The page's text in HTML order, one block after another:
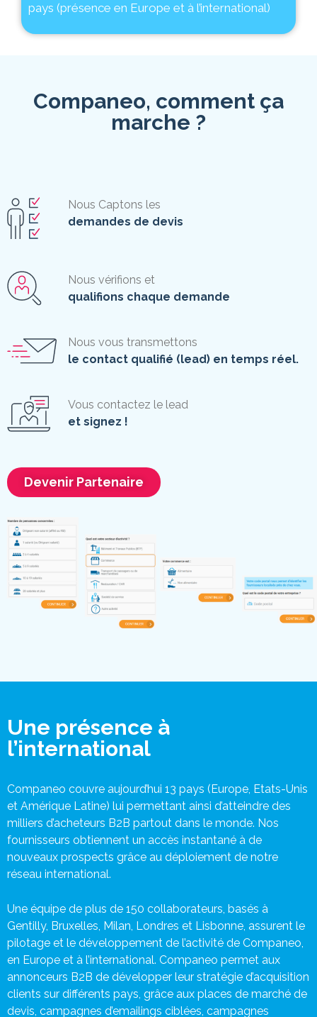
pays (présence en Europe et à l’international)
Companeo, comment ça
marche ?
Nous Captons les
demandes de devis
Nous vérifions et
qualifions chaque demande
Nous vous transmettons
le contact qualifié (lead) en temps réel.
Vous contactez le lead
et signez !
Devenir Partenaire
Une présence à
l’international
Companeo couvre aujourd’hui 13 pays (Europe, Etats-Unis
et Amérique Latine) lui permettant ainsi d’atteindre des
milliers d’acheteurs B2B partout dans le monde. Nos
fournisseurs obtiennent un accès instantané à de
nouveaux prospects grâce au déploiement de notre
réseau international.
Une équipe de plus de 150 collaborateurs , basés à
Gentilly, Bruxelles, Milan, Londres et Lisbonne, assurent le
pilotage et le développement de l’activité de Companeo,
en Europe et à l’international. Companeo permet aux
annonceurs B2B de développer leur stratégie d’acquisition
clients sur différents pays, grâce aux places de marché de
devis, campagnes d’emailings ciblées, campagnes